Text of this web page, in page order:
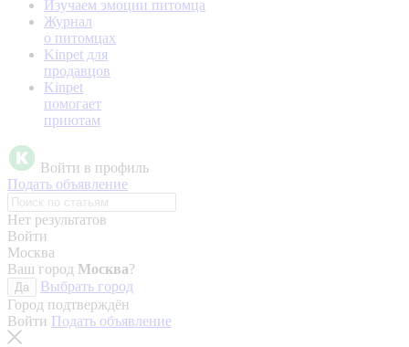
Изучаем эмоции питомца
Журнал
о питомцах
Kinpet для
продавцов
Kinpet
помогает
приютам
Войти в профиль
Подать объявление
Нет результатов
Войти
Москва
Ваш город Москва?
Да
Выбрать город
Город подтверждён
Войти Подать объявление